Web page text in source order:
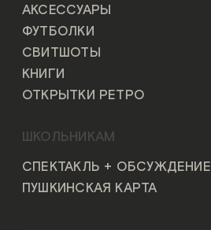
АКСЕССУАРЫ
ФУТБОЛКИ
СВИТШОТЫ
КНИГИ
ОТКРЫТКИ РЕТРО
ШКОЛЬНИКАМ
СПЕКТАКЛЬ + ОБСУЖДЕНИЕ
ПУШКИНСКАЯ КАРТА